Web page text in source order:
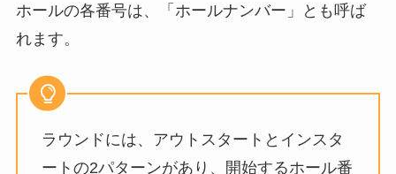
ホールの各番号は、「ホールナンバー」とも呼ば
れます。
ラウンドには、アウトスタートとインスタ
ートの2パターンがあり、開始するホール番